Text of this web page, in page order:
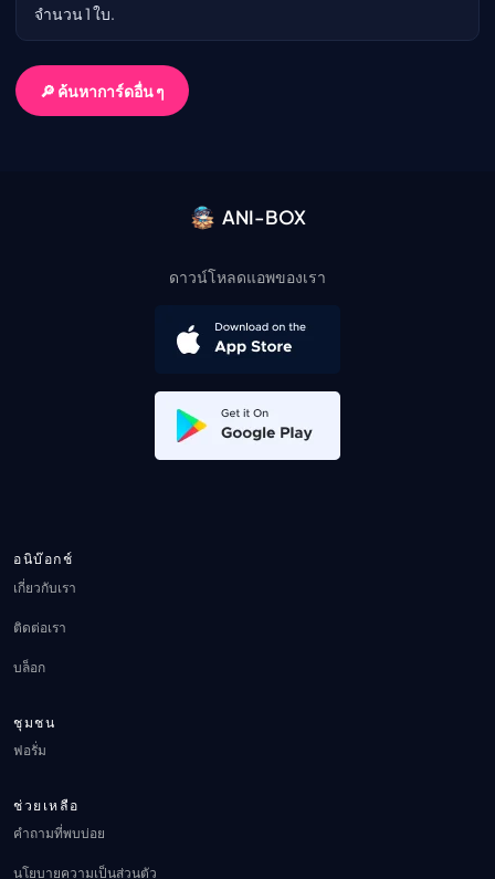
จำนวน 1 ใบ.
🔎 ค้นหาการ์ดอื่น ๆ
ANI-BOX
ดาวน์โหลดแอพของเรา
อนิบ๊อกช์
เกี่ยวกับเรา
ติดต่อเรา
บล็อก
ชุมชน
ฟอรั่ม
ช่วยเหลือ
คำถามที่พบบ่อย
นโยบายความเป็นส่วนตัว